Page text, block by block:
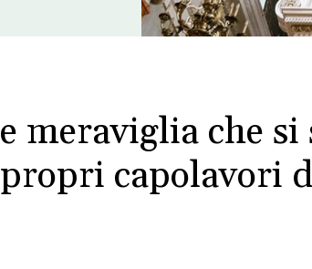
meraviglia che
capolavori